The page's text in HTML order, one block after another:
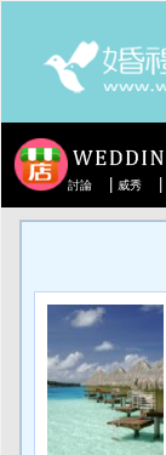
討論 威秀